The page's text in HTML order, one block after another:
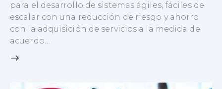
para el desarrollo de sistemas ágiles, fáciles de
escalar con una reducción de riesgo y ahorro
con la adquisición de servicios a la medida de
acuerdo…